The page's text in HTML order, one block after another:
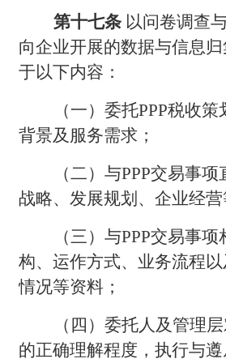
第十七条 以问卷调查
向企业开展的数据与信息
于以下内容：
（一）委托PPP税收策
背景及服务需求；
（二）与PPP交易事
战略、发展规划、企业经营
（三）与PPP交易事
构、运作方式、业务流程
情况等资料；
（四）委托人及管理
的正确理解程度，执行与